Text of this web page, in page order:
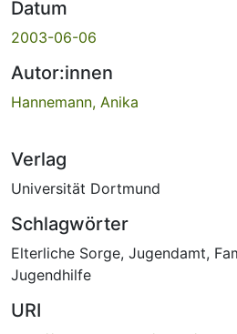
Datum
2003-06-06
Autor:innen
Hannemann, Anika
Verlag
Universität Dortmund
Schlagwörter
Elterliche Sorge, Jugendamt,
Jugendhilfe
URI